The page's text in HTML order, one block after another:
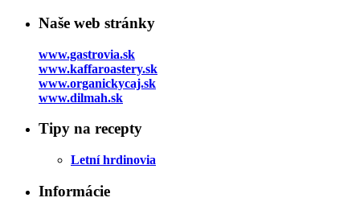
Naše web stránky
www.gastrovia.sk
www.kaffaroastery.sk
www.organickycaj.sk
www.dilmah.sk
Tipy na recepty
Letní hrdinovia
Informácie